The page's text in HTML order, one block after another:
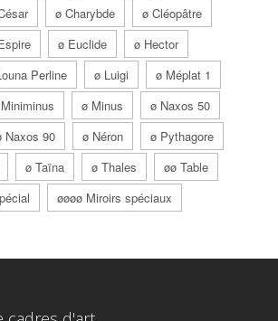
ø Charybde
ø Cléopâtre
ø Euclide
ø Hector
Perline ø Luigi
ø Méplat 1
ø Minus
ø Naxos 50
Naxos 90 ø Néron
ø Pythagore
ø Taïna ø Thales
øø Table
øøøø Miroirs spéciaux